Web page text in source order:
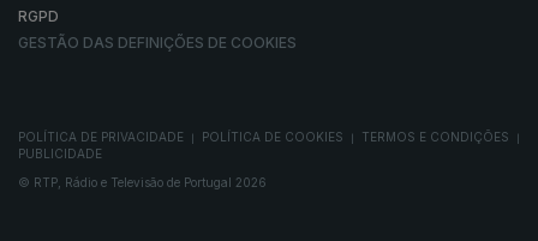
RGPD
GESTÃO DAS DEFINIÇÕES DE COOKIES
POLÍTICA DE PRIVACIDADE POLÍTICA DE COOKIES TERMOS E CONDIÇÕES
PUBLICIDADE
© RTP, Rádio e Televisão de Portugal 2026